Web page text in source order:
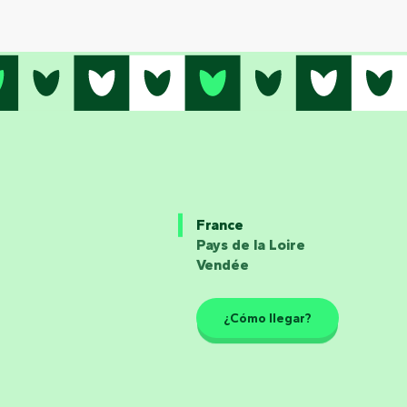
France
Pays de la Loire
Vendée
¿Cómo llegar?